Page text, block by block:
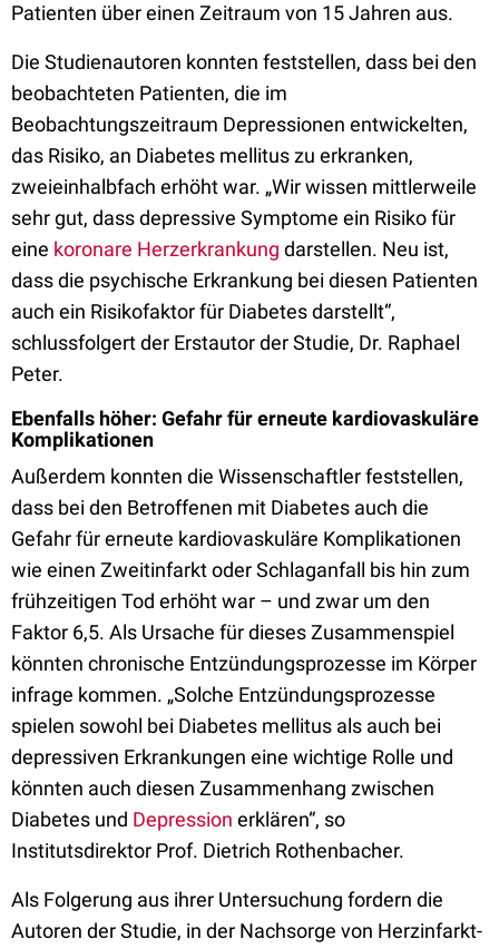
Patienten über einen Zeitraum von 15 Jahren aus.
Die Studienautoren konnten feststellen, dass bei den
beobachteten Patienten, die im
Beobachtungszeitraum Depressionen entwickelten,
das Risiko, an Diabetes mellitus zu erkranken,
zweieinhalbfach erhöht war. „Wir wissen mittlerweile
sehr gut, dass depressive Symptome ein Risiko für
eine koronare Herzerkrankung darstellen. Neu ist,
dass die psychische Erkrankung bei diesen Patienten
auch ein Risikofaktor für Diabetes darstellt“,
schlussfolgert der Erstautor der Studie, Dr. Raphael
Peter.
Ebenfalls höher: Gefahr für erneute kardiovaskuläre
Komplikationen
Außerdem konnten die Wissenschaftler feststellen,
dass bei den Betroffenen mit Diabetes auch die
Gefahr für erneute kardiovaskuläre Komplikationen
wie einen Zweitinfarkt oder Schlaganfall bis hin zum
frühzeitigen Tod erhöht war – und zwar um den
Faktor 6,5. Als Ursache für dieses Zusammenspiel
könnten chronische Entzündungsprozesse im Körper
infrage kommen. „Solche Entzündungsprozesse
spielen sowohl bei Diabetes mellitus als auch bei
depressiven Erkrankungen eine wichtige Rolle und
könnten auch diesen Zusammenhang zwischen
Diabetes und Depression erklären“, so
Institutsdirektor Prof. Dietrich Rothenbacher.
Als Folgerung aus ihrer Untersuchung fordern die
Autoren der Studie, in der Nachsorge von Herzinfarkt-